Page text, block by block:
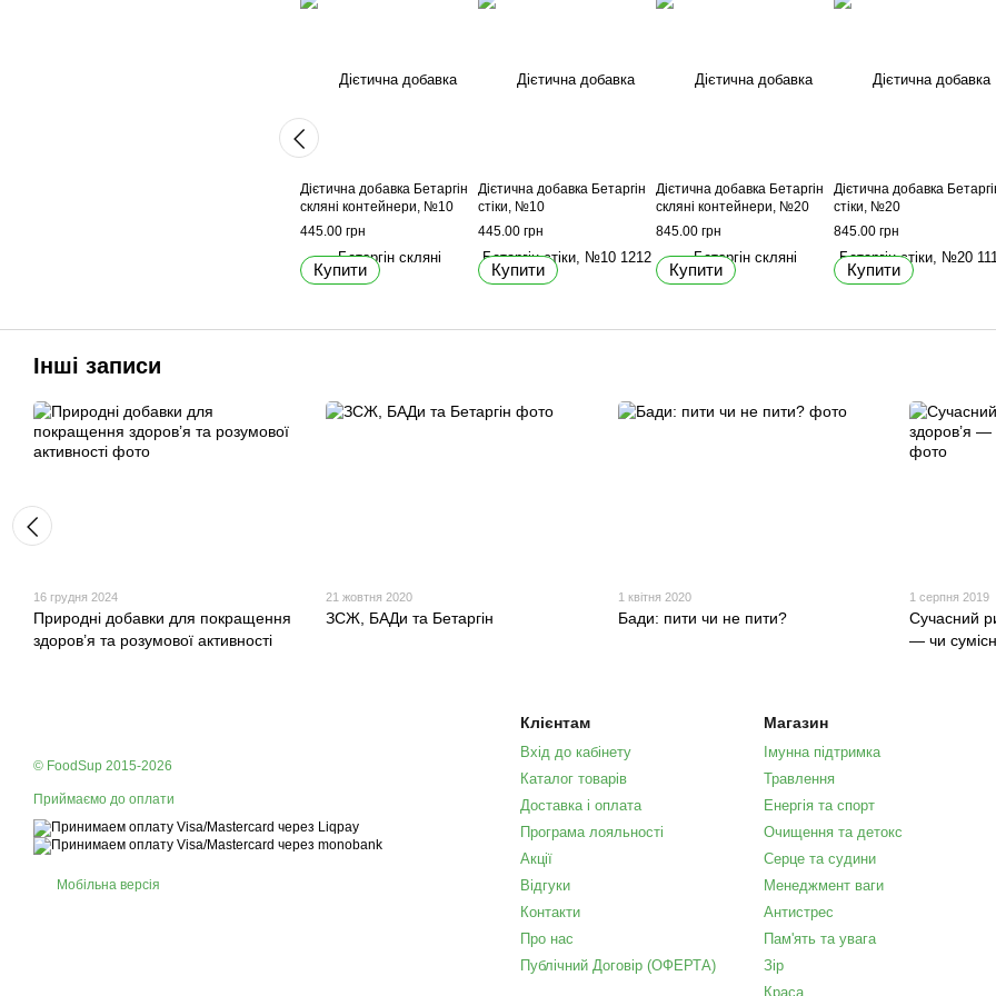
Дієтична добавка Бетаргін
скляні контейнери, №10
445.00 грн
Купити
Дієтична добавка Бетаргін
стіки, №10
445.00 грн
Купити
Дієтична добавка Бетаргін
скляні контейнери, №20
845.00 грн
Купити
Дієтична добавка
стіки, №20
845.00 грн
Купити
Інші записи
16 грудня 2024
Природні добавки для покращення
здоров’я та розумової активності
21 жовтня 2020
ЗСЖ, БАДи та Бетаргін
1 квітня 2020
Бади: пити чи не пити?
1 серпня 2019
Сучасний
— чи
© FoodSup 2015-2026
Приймаємо до оплати
Мобільна версія
Клієнтам
Вхід до кабінету
Каталог товарів
Доставка і оплата
Програма лояльності
Акції
Відгуки
Контакти
Про нас
Публічний Договір (ОФЕРТА)
Магазин
Імунна підтримка
Травлення
Енергія та спорт
Очищення та детокс
Серце та судини
Менеджмент ваги
Антистрес
Пам'ять та увага
Зір
Краса